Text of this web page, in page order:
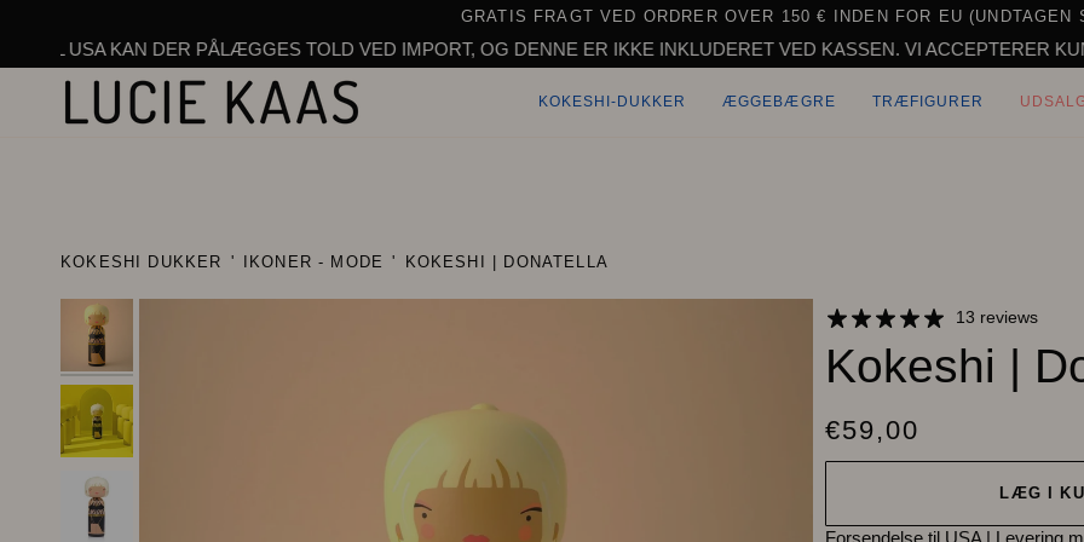
GRATIS FRAGT VED ORDRER OVER 150 € INDEN FOR EU (UNDTAGEN
KAN DER PÅLÆGGES TOLD VED IMPORT, OG DENNE ER IKKE INKLUDERET VED KASSEN. VI ACCEPTERER KUN
KOKESHI-DUKKER ÆGGEBÆGRE TRÆFIGURER
KOKESHI DUKKER ' IKONER - MODE ' KOKESHI | DONATELLA
13 reviews
Kokeshi |
€59,00
LÆG I
Forsendelse til USA | Levering